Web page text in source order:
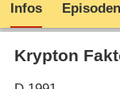
Infos Episoden
Krypton